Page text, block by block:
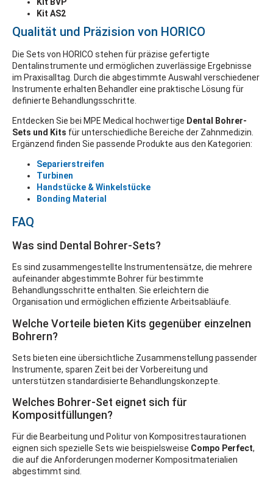
Kit AS2
Qualität und Präzision von HORICO
Die Sets von HORICO stehen für präzise gefertigte
Dentalinstrumente und ermöglichen zuverlässige Ergebnisse
im Praxisalltag. Durch die abgestimmte Auswahl verschiedener
Instrumente erhalten Behandler eine praktische Lösung für
definierte Behandlungsschritte.
Entdecken Sie bei MPE Medical hochwertige Dental Bohrer-
Sets und Kits für unterschiedliche Bereiche der Zahnmedizin.
Ergänzend finden Sie passende Produkte aus den Kategorien:
Separierstreifen
Turbinen
Handstücke & Winkelstücke
Bonding Material
FAQ
Was sind Dental Bohrer-Sets?
Es sind zusammengestellte Instrumentensätze, die mehrere
aufeinander abgestimmte Bohrer für bestimmte
Behandlungsschritte enthalten. Sie erleichtern die
Organisation und ermöglichen effiziente Arbeitsabläufe.
Welche Vorteile bieten Kits gegenüber einzelnen
Bohrern?
Sets bieten eine übersichtliche Zusammenstellung passender
Instrumente, sparen Zeit bei der Vorbereitung und
unterstützen standardisierte Behandlungskonzepte.
Welches Bohrer-Set eignet sich für
Kompositfüllungen?
Für die Bearbeitung und Politur von Kompositrestaurationen
eignen sich spezielle Sets wie beispielsweise Compo Perfect,
die auf die Anforderungen moderner Kompositmaterialien
abgestimmt sind.